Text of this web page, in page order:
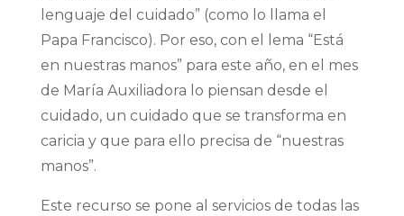
lenguaje del cuidado” (como lo llama el
Papa Francisco). Por eso, con el lema “Está
en nuestras manos” para este año, en el mes
de María Auxiliadora lo piensan desde el
cuidado, un cuidado que se transforma en
caricia y que para ello precisa de “nuestras
manos”.
Este recurso se pone al servicios de todas las